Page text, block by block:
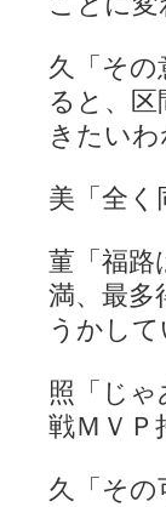
久「そ
ると、
きたいわ
美「全く
菫「福
満、最多
うかして
照「じ
戦ＭＶＰ
久「そ